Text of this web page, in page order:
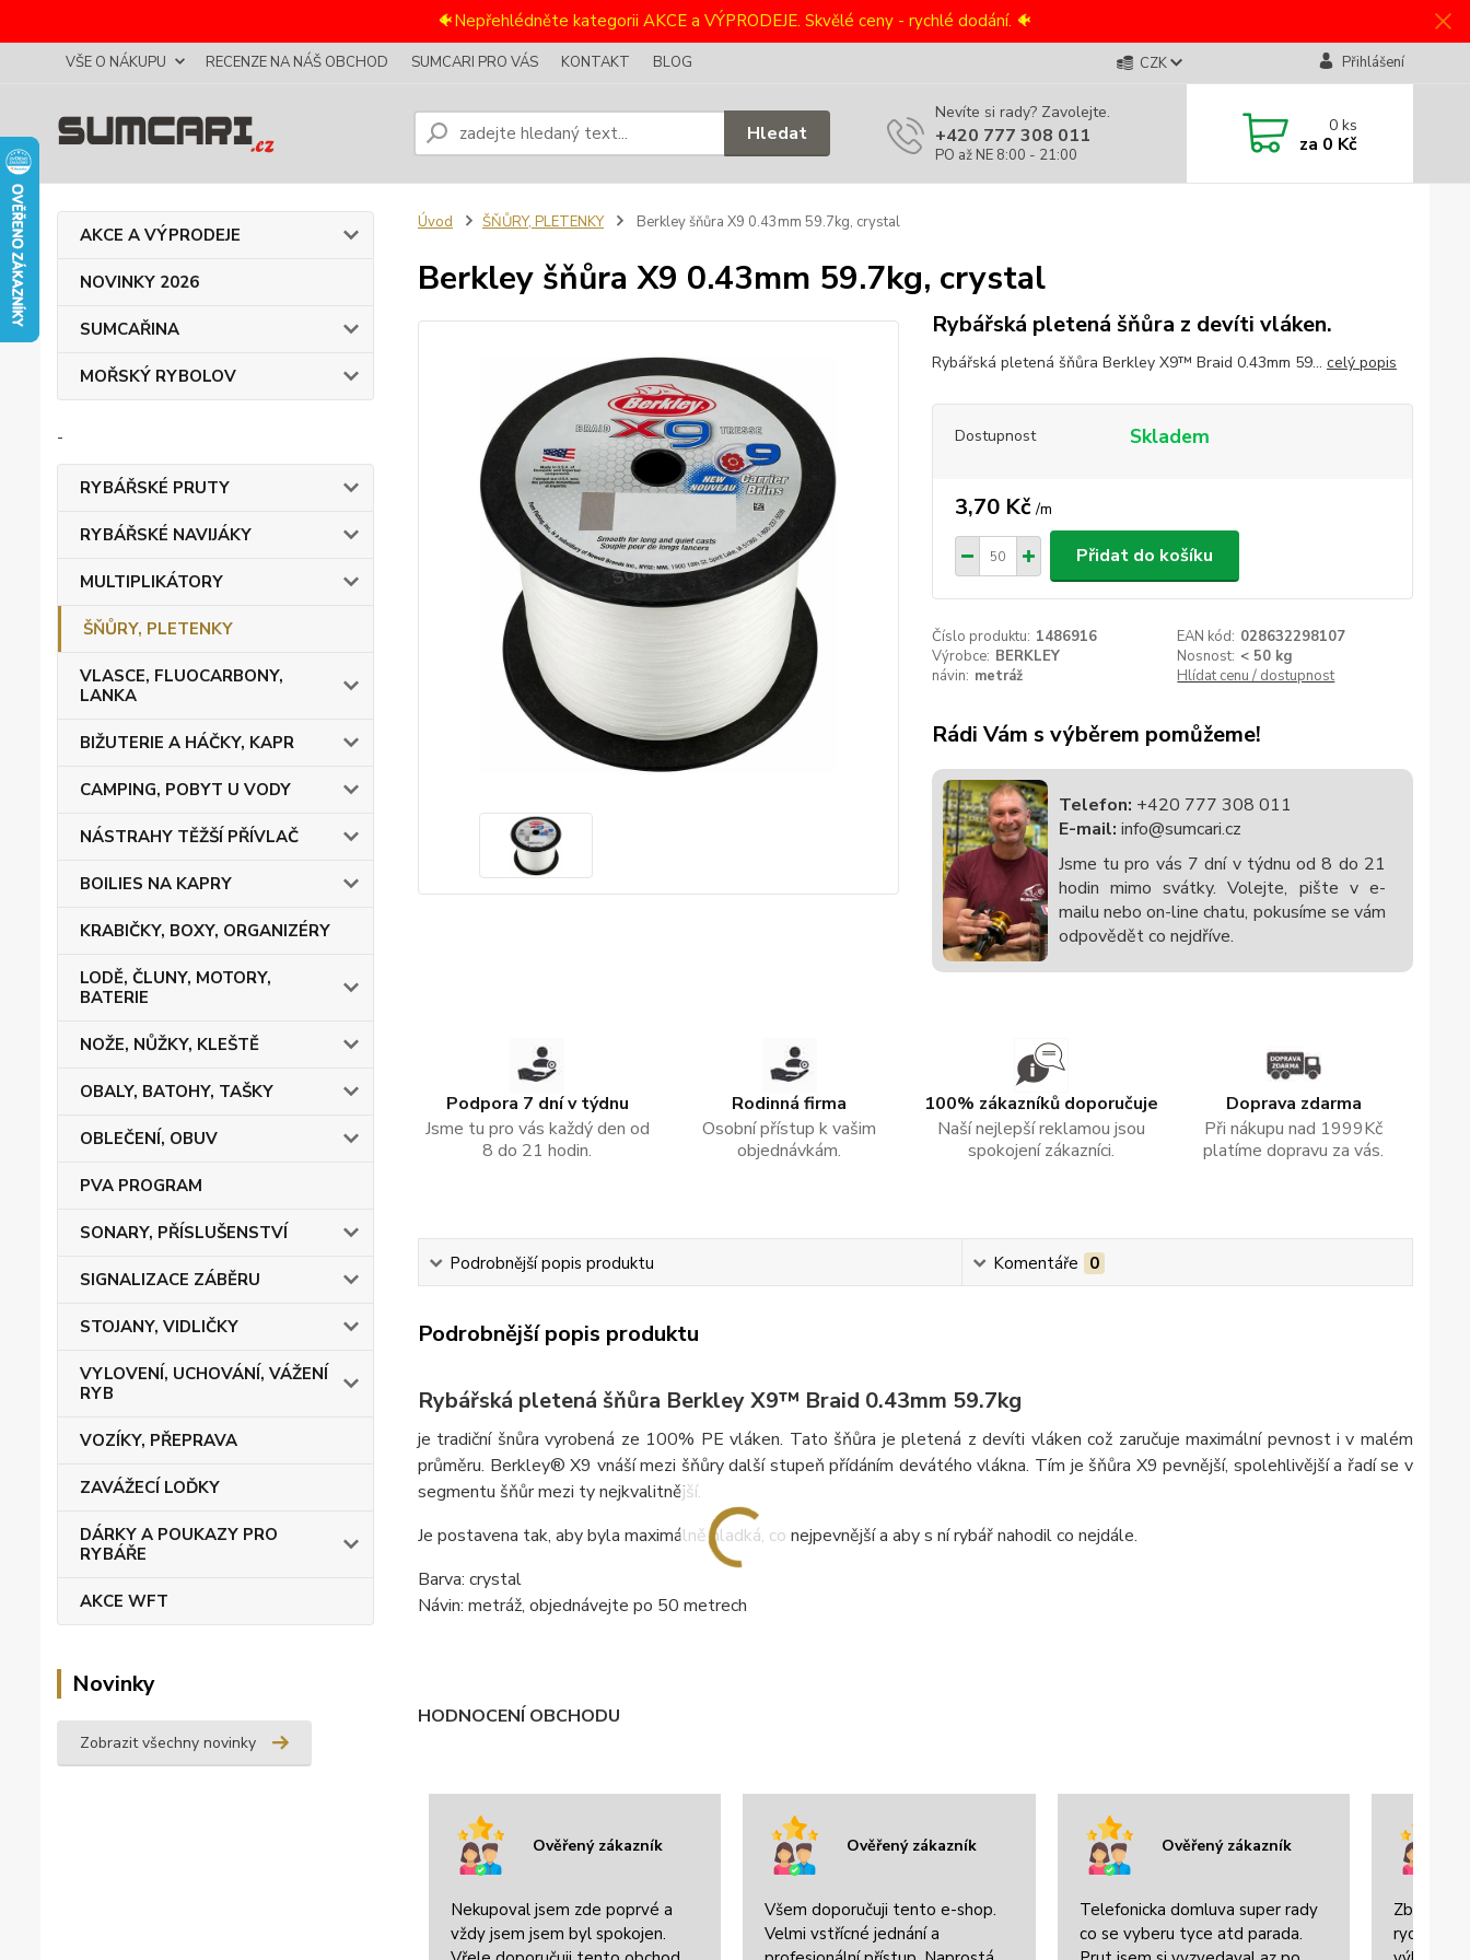
🐠Nepřehlédněte kategorii AKCE a VÝPRODEJE. Skvělé ceny - rychlé dodání. 🐠
VŠE O NÁKUPU RECENZE NA NÁŠ OBCHOD SUMCARI PRO VÁS KONTAKT BLOG CZK Přihlášení
Hledat
Nevíte si rady? Zavolejte.
+420 777 308 011
PO až NE 8:00 - 21:00
0ks
za 0 Kč
AKCE A VÝPRODEJE
NOVINKY 2026
SUMCAŘINA
MOŘSKÝ RYBOLOV
-
RYBÁŘSKÉ PRUTY
RYBÁŘSKÉ NAVIJÁKY
MULTIPLIKÁTORY
ŠŇŮRY, PLETENKY
VLASCE, FLUOCARBONY,
LANKA
BIŽUTERIE A HÁČKY, KAPR
CAMPING, POBYT U VODY
NÁSTRAHY TĚŽŠÍ PŘÍVLAČ
BOILIES NA KAPRY
KRABIČKY, BOXY, ORGANIZÉRY
LODĚ, ČLUNY, MOTORY,
BATERIE
NOŽE, NŮŽKY, KLEŠTĚ
OBALY, BATOHY, TAŠKY
OBLEČENÍ, OBUV
PVA PROGRAM
SONARY, PŘÍSLUŠENSTVÍ
SIGNALIZACE ZÁBĚRU
STOJANY, VIDLIČKY
VYLOVENÍ, UCHOVÁNÍ, VÁŽENÍ
RYB
VOZÍKY, PŘEPRAVA
ZAVÁŽECÍ LOĎKY
DÁRKY A POUKAZY PRO
RYBÁŘE
AKCE WFT
Novinky
Zobrazit všechny novinky
Úvod ŠŇŮRY, PLETENKY Berkley šňůra X9 0.43mm 59.7kg, crystal
Berkley šňůra X9 0.43mm 59.7kg, crystal
Rybářská pletená šňůra z devíti vláken.
Rybářská pletená šňůra Berkley X9™ Braid 0.43mm 59... celý popis
Dostupnost Skladem
3,70 Kč /m
Přidat do košíku
Číslo produktu: 1486916 EAN kód: 028632298107
Výrobce: BERKLEY Nosnost: < 50 kg
návin: metráž Hlídat cenu / dostupnost
Rádi Vám s výběrem pomůžeme!
Telefon: +420 777 308 011
E-mail: info@sumcari.cz
Jsme tu pro vás 7 dní v týdnu od 8 do 21
hodin mimo svátky. Volejte, pište v e-
mailu nebo on-line chatu, pokusíme se vám
odpovědět co nejdříve.
Podpora 7 dní v týdnu
Jsme tu pro vás každý den od
8 do 21 hodin.
Rodinná firma
Osobní přístup k vašim
objednávkám.
100% zákazníků doporučuje
Naší nejlepší reklamou jsou
spokojení zákazníci.
Doprava zdarma
Při nákupu nad 1999Kč
platíme dopravu za vás.
Podrobnější popis produktu Komentáře 0
Podrobnější popis produktu
Rybářská pletená šňůra Berkley X9™ Braid 0.43mm 59.7kg
je tradiční šnůra vyrobená ze 100% PE vláken. Tato šňůra je pletená z devíti vláken což zaručuje maximální pevnost i v malém
průměru. Berkley® X9 vnáší mezi šňůry další stupeň přídáním devátého vlákna. Tím je šňůra X9 pevnější, spolehlivější a řadí se v
segmentu šňůr mezi ty nejkvalitnější.
Je postavena tak, aby byla maximálně hladká, co nejpevnější a aby s ní rybář nahodil co nejdále.
Barva: crystal
Návin: metráž, objednávejte po 50 metrech
HODNOCENÍ OBCHODU
Ověřený zákazník
Nekupoval jsem zde poprvé a
vždy jsem jsem byl spokojen.
Ověřený zákazník
Všem doporučuji tento e-shop.
Velmi vstřícné jednání a
Ověřený zákazník
Telefonicka domluva super rady
co se vyberu tyce atd parada.
Zboží
rychle